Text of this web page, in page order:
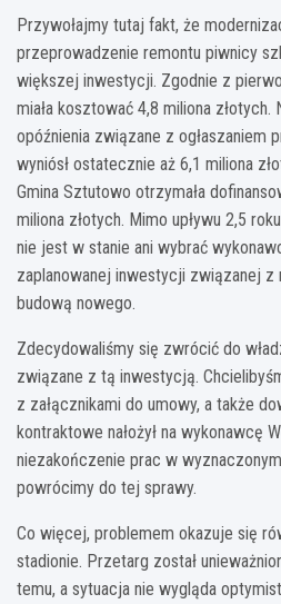
Przywołajmy tutaj fakt, że
przeprowadzenie remontu piwnicy
większej inwestycji. Zgodnie z
miała kosztować 4,8 miliona
opóźnienia związane z ogłaszaniem
wyniósł ostatecznie aż 6,1 miliona
Gmina Sztutowo otrzymała
miliona złotych. Mimo upływu 2,5
nie jest w stanie ani wybrać
zaplanowanej inwestycji związanej z
budową nowego.
Zdecydowaliśmy się zwrócić do
związane z tą inwestycją.
z załącznikami do umowy, a także
kontraktowe nałożył na wykonawcę
niezakończenie prac w
powrócimy do tej sprawy.
Co więcej, problemem okazuje się
stadionie. Przetarg został
temu, a sytuacja nie wygląda